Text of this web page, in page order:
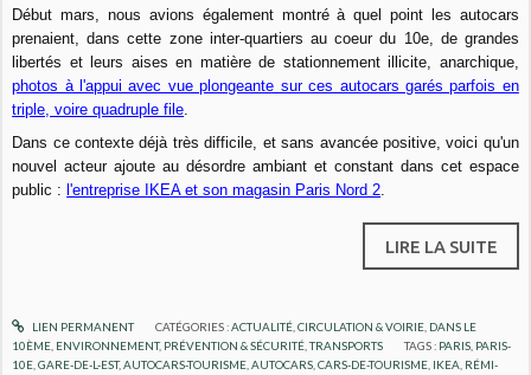
Début mars, nous avions également montré à quel point les autocars
prenaient, dans cette zone inter-quartiers au coeur du 10e, de grandes
libertés et leurs aises en matière de stationnement illicite, anarchique,
photos à l'appui avec vue plongeante sur ces autocars garés parfois en
triple, voire quadruple file.
Dans ce contexte déjà très difficile, et sans avancée positive, voici qu'un
nouvel acteur ajoute au désordre ambiant et constant dans cet espace
public : l'entreprise IKEA et son magasin Paris Nord 2.
LIRE LA SUITE
LIEN PERMANENT CATÉGORIES :ACTUALITÉ, CIRCULATION & VOIRIE, DANS LE
10ÈME ENVIRONNEMENT, PRÉVENTION & SÉCURITÉ ,TRANSPORTS TAGS : PARIS PARIS-
10E ,GARE-DE-L-EST,AUTOCARS-TOURISME ,AUTOCARS ,CARS-DE-TOURISME IKEA RÉMI-